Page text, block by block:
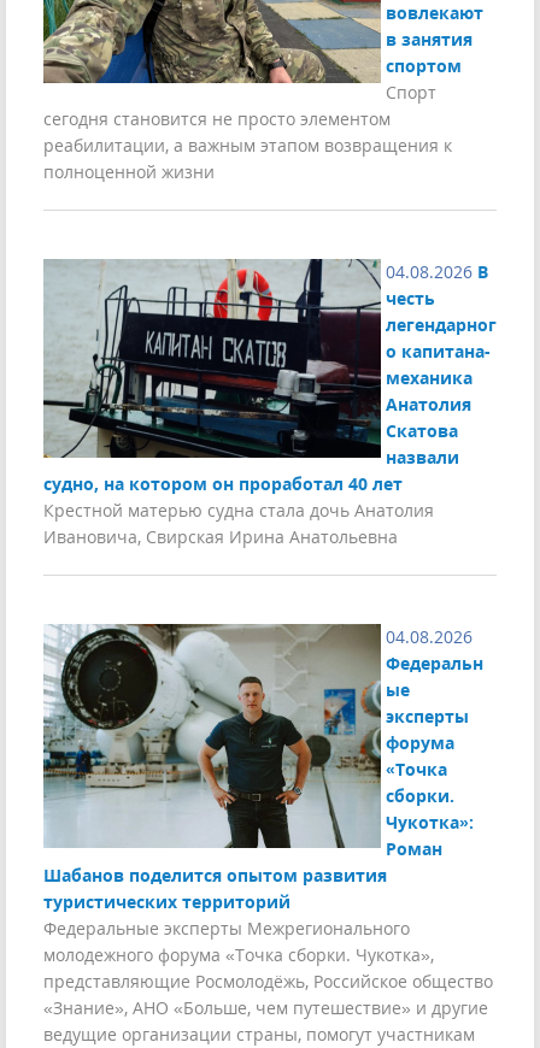
вовлекают
в занятия
спортом
Спорт
сегодня становится не просто элементом
реабилитации, а важным этапом возвращения к
полноценной жизни
04.08.2026 В
честь
легендарног
о капитана-
механика
Анатолия
Скатова
назвали
судно, на котором он проработал 40 лет
Крестной матерью судна стала дочь Анатолия
Ивановича, Свирская Ирина Анатольевна
04.08.2026
Федеральн
ые
эксперты
форума
«Точка
сборки.
Чукотка»:
Роман
Шабанов поделится опытом развития
туристических территорий
Федеральные эксперты Межрегионального
молодежного форума «Точка сборки. Чукотка»,
представляющие Росмолодёжь, Российское общество
«Знание», АНО «Больше, чем путешествие» и другие
ведущие организации страны, помогут участникам